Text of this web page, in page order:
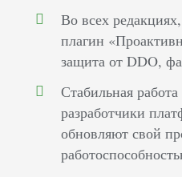
Во всех
плагин
защита от DDO,
Стабильная
разработчики
обновляют свой